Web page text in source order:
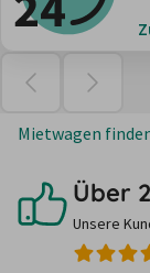
Mietwagen
Über
Unsere